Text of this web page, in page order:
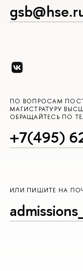
ПО ВОПРОСАМ
МАГИСТРАТУРУ
ОБРАЩАЙТЕСЬ ПО
+7(495)
ИЛИ ПИШИТЕ НА